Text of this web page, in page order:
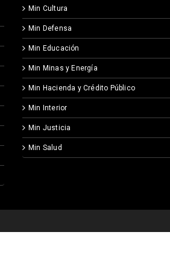
Min Cultura
Min Defensa
Min Educación
Min Minas y Energía
Min Hacienda y Crédito Público
Min Interior
Min Justicia
Min Salud